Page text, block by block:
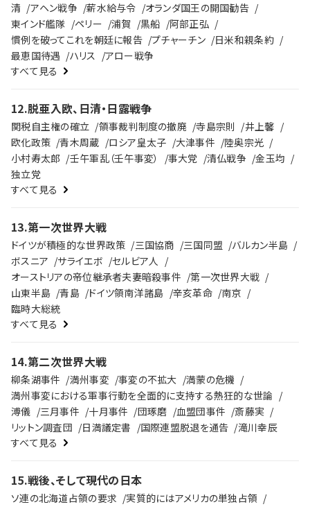
清 アヘン戦争 薪水給与令
オランダ国王の開国勧告
東インド艦隊
ペリー 浦賀 黒船
阿部正弘
慣例を破ってこれを朝廷に報告
プチャーチン
日米和親条約
最恵国待遇
ハリス
アロー戦争
すべて見る
12.脱亜入欧、日清・日露戦争
関税自主権の確立 領事裁判制度の撤廃 寺島宗則
井上馨
欧化政策
青木周蔵 ロシア皇太子 大津事件
陸奥宗光
小村寿太郎
壬午軍乱（壬午事変） 事大党 清仏戦争
金玉均
独立党
すべて見る
13.第一次世界大戦
ドイツが積極的な世界政策 三国協商 三国同盟
バルカン半島
ボスニア
サライエボ
セルビア人
オーストリアの帝位継承者夫妻暗殺事件
第一次世界大戦
山東半島
青島 ドイツ領南洋諸島 辛亥革命
南京
臨時大総統
すべて見る
14.第二次世界大戦
柳条湖事件 満州事変 事変の不拡大
満蒙の危機
満州事変における軍事行動を全面的に支持する熱狂的な世論
溥儀
三月事件 十月事件 団琢磨 血盟団事件
斎藤実
リットン調査団
日満議定書 国際連盟脱退を通告
滝川幸辰
すべて見る
15.戦後、そして現代の日本
ソ連の北海道占領の要求
実質的にはアメリカの単独占領